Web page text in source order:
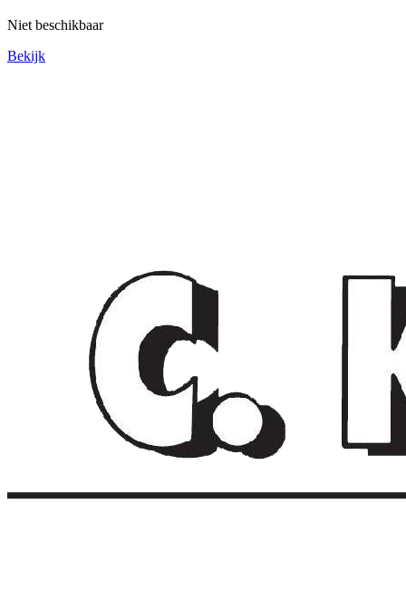
Niet beschikbaar
Bekijk